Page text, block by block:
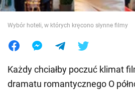
Jedzenie
Wybór hoteli, w których kręcono słynne filmy
Każdy chciałby poczuć klimat
dramatu romantycznego O